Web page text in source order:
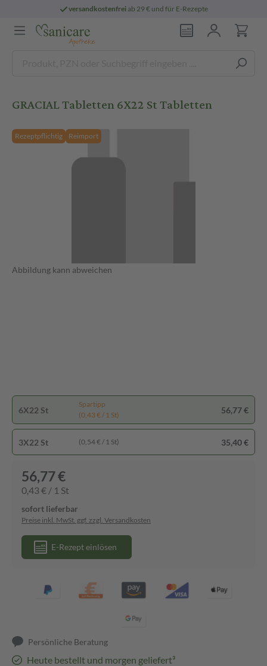
versandkostenfreiab 29 € und für E-Rezepte
GRACIAL Tabletten 6X22 St Tabletten
Rezeptpflichtig Reimport
Abbildung kann abweichen
6X22 St
Spartipp
(0,43 € / 1 St)
56,77 €
3X22 St (0,54 € / 1 St) 35,40 €
56,77 €
0,43 € / 1 St
sofort lieferbar
Preise inkl. MwSt. ggf. zzgl. Versandkosten
E-Rezept einlösen
Persönliche Beratung
Heute bestellt und morgen geliefert³